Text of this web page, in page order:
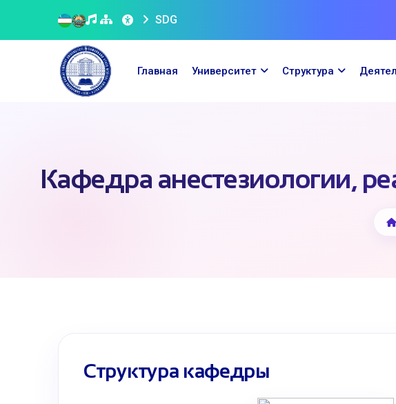
SDG
Главная Университет Структура
Кафедра анестезиологии,
Структура кафедры